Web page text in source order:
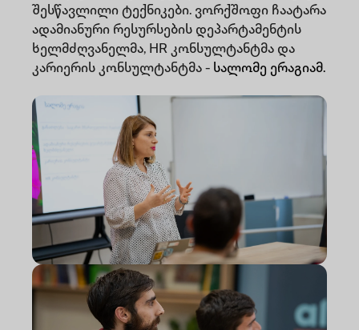
შესწავლილი ტექნიკები. ვორქშოფი ჩაატარა
ადამიანური რესურსების დეპარტამენტის
ხელმძღვანელმა, HR კონსულტანტმა და
კარიერის კონსულტანტმა - სალომე ერაგიამ.